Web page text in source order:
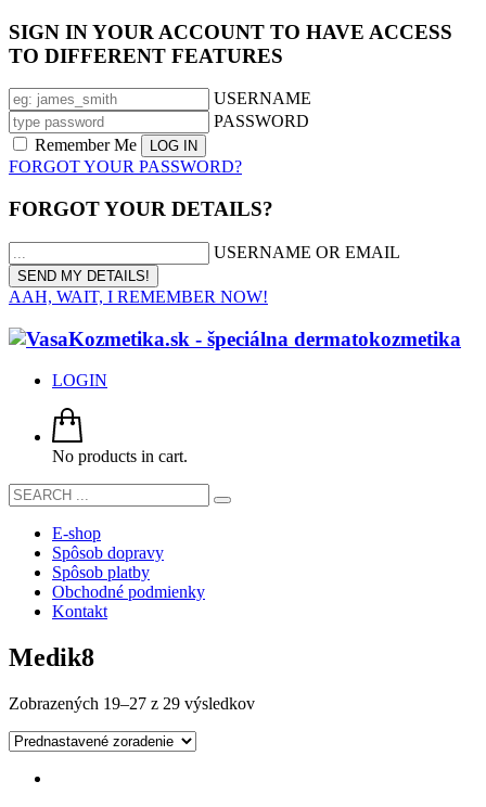
SIGN IN YOUR ACCOUNT TO HAVE ACCESS
TO DIFFERENT FEATURES
USERNAME
PASSWORD
Remember Me
FORGOT YOUR PASSWORD?
FORGOT YOUR DETAILS?
USERNAME OR EMAIL
AAH, WAIT, I REMEMBER NOW!
LOGIN
No products in cart.
E-shop
Spôsob dopravy
Spôsob platby
Obchodné podmienky
Kontakt
Medik8
Zobrazených 19–27 z 29 výsledkov